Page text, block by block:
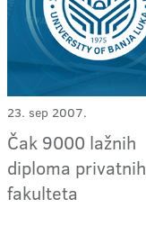
23. sep 2007.
Čak 9000 lažnih
diploma privatnih
fakulteta